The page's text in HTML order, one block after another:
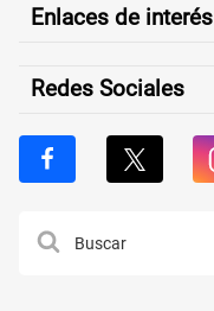
Enlaces de interés
Redes Sociales